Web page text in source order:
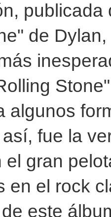
de
algunos
fue la
el gran
en el rock
este